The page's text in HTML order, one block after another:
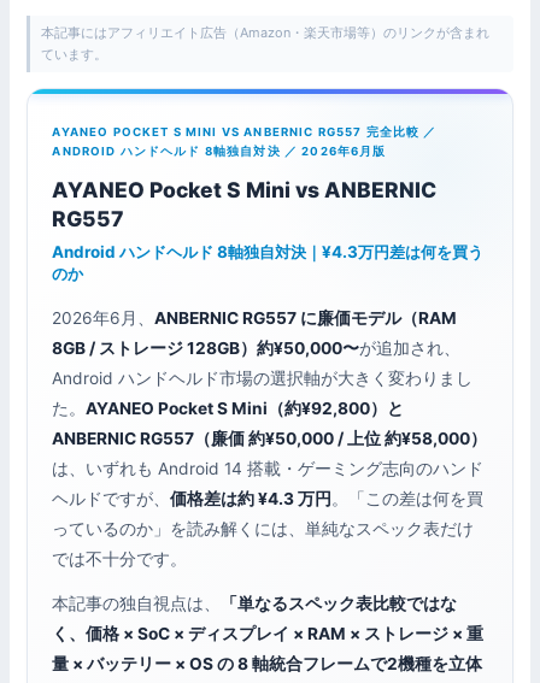
本記事にはアフィリエイト広告（Amazon・楽天市場等）のリンクが含まれ
ています。
AYANEO POCKET S MINI VS ANBERNIC RG557 完全比較 ／
ANDROID ハンドヘルド 8軸独自対決 ／ 2026年6月版
AYANEO Pocket S Mini vs ANBERNIC
RG557
Android ハンドヘルド 8軸独自対決｜¥4.3万円差は何を買う
のか
2026年6月、ANBERNIC RG557 に廉価モデル（RAM
8GB / ストレージ 128GB）約¥50,000〜が追加され、
Android ハンドヘルド市場の選択軸が大きく変わりまし
た。AYANEO Pocket S Mini（約¥92,800）と
ANBERNIC RG557（廉価 約¥50,000 / 上位 約¥58,000）
は、いずれも Android 14 搭載・ゲーミング志向のハンド
ヘルドですが、価格差は約 ¥4.3 万円 。「この差は何を買
っているのか」を読み解くには、単純なスペック表だけ
では不十分です。
本記事の独自視点は、
「単なるスペック表比較ではな
く、価格 × SoC × ディスプレイ × RAM × ストレージ × 重
量 × バッテリー × OS の 8 軸統合フレームで2機種を立体